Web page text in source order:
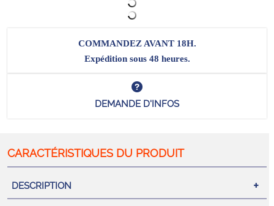
COMMANDEZ AVANT 18H.
Expédition sous 48 heures.
DEMANDE D'INFOS
DESCRIPTION